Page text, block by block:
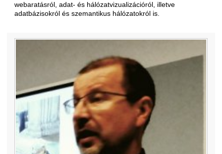
webaratásról, adat- és hálózatvizualizációról, illetve
adatbázis­okról és szemantikus hálózatokról is.